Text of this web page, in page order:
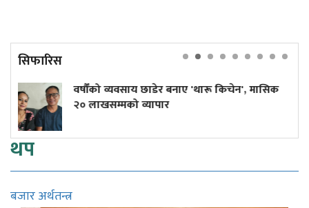
सिफारिस
व्यवसाय छाडेर बनाए 'थारू किचेन', मासिक
व्यापार
कांग्रेस
थप
बजार अर्थतन्त्र